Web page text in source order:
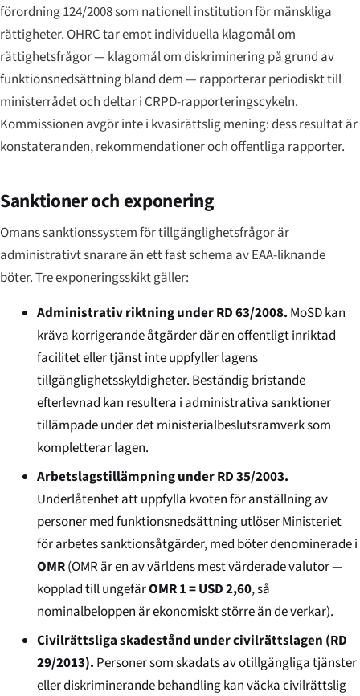
förordning 124/2008 som nationell institution för mänskliga
rättigheter. OHRC tar emot individuella klagomål om
rättighetsfrågor — klagomål om diskriminering på grund av
funktionsnedsättning bland dem — rapporterar periodiskt till
ministerrådet och deltar i CRPD-rapporteringscykeln.
Kommissionen avgör inte i kvasirättslig mening: dess resultat är
konstateranden, rekommendationer och offentliga rapporter.
Sanktioner och exponering
Omans sanktionssystem för tillgänglighetsfrågor är
administrativt snarare än ett fast schema av EAA-liknande
böter. Tre exponerings­skikt gäller:
Administrativ riktning under RD 63/2008. MoSD kan
kräva korrigerande åtgärder där en offentligt inriktad
facilitet eller tjänst inte uppfyller lagens
tillgänglighetsskyldigheter. Beständig bristande
efterlevnad kan resultera i administrativa sanktioner
tillämpade under det ministerial­besluts­ramverk som
kompletterar lagen.
Arbetslagstillämpning under RD 35/2003.
Underlåtenhet att uppfylla kvoten för anställning av
personer med funktionsnedsättning utlöser Ministeriet
för arbetes sanktionsåtgärder, med böter denominerade i
OMR(OMR är en av världens mest värderade valutor —
kopplad till ungefärOMR 1 = USD 2,60, så
nominalbeloppen är ekonomiskt större än de verkar).
Civilrättsliga skadestånd under civilrättslagen (RD
29/2013). Personer som skadats av otillgängliga tjänster
eller diskriminerande behandling kan väcka civilrättslig